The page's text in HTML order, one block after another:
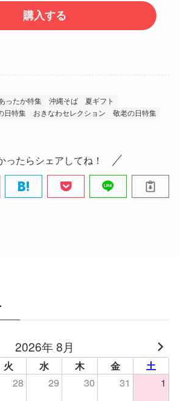
ったか特集 沖縄そば
夏ギフト
日特集 おきなわセレクション
敬老の日特集
ったらシェアしてね！
2026年 8月
火 水 木 金 土
28 29 30 31
1